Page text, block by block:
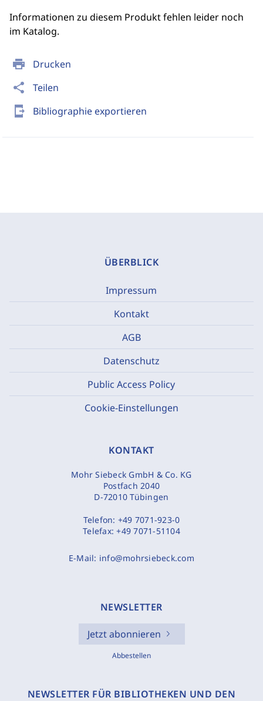
print Drucken
share Teilen
send_to_mobile Bibliographie exportieren
Informationen zu diesem Produkt fehlen leider noch
im Katalog.
ÜBERBLICK
Impressum
Kontakt
AGB
Datenschutz
Public Access Policy
Cookie-Einstellungen
KONTAKT
Mohr Siebeck GmbH & Co. KG
Postfach 2040
D-72010 Tübingen
Telefon: +49 7071-923-0
Telefax:+49 7071-51104
E-Mail: info@mohrsiebeck.com
NEWSLETTER
Jetzt abonnieren
Abbestellen
NEWSLETTER FÜR BIBLIOTHEKEN UND DEN